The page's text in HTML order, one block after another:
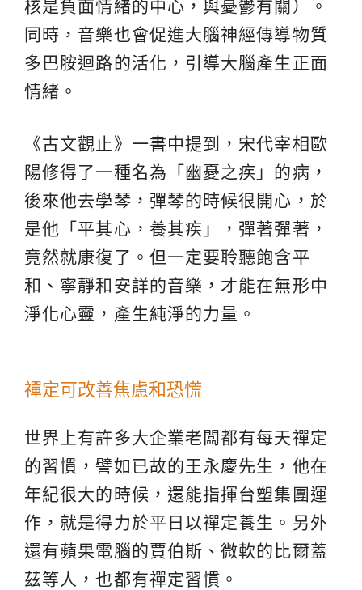
核是負面情緒的中心，與憂鬱有關）。
同時，音樂也會促進大腦神經傳導物質
多巴胺迴路的活化，引導大腦產生正面
情緒。
《古文觀止》一書中提到，宋代宰相歐
陽修得了一種名為「幽憂之疾」的病，
後來他去學琴，彈琴的時候很開心，於
是他「平其心，養其疾」，彈著彈著，
竟然就康復了。但一定要聆聽飽含平
和、寧靜和安詳的音樂，才能在無形中
淨化心靈，產生純淨的力量。
禪定可改善焦慮和恐慌
世界上有許多大企業老闆都有每天禪定
的習慣，譬如已故的王永慶先生，他在
年紀很大的時候，還能指揮台塑集團運
作，就是得力於平日以禪定養生。另外
還有蘋果電腦的賈伯斯、微軟的比爾蓋
茲等人，也都有禪定習慣。